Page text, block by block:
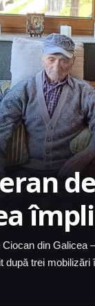
din Galicea
după trei